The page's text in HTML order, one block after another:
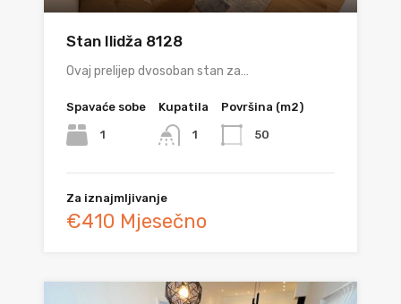
Stan Ilidža 8128
Ovaj prelijep dvosoban stan za…
Spavaće sobe
1
Kupatila
1
Površina (m2)
50
Za iznajmljivanje
€410 Mjesečno